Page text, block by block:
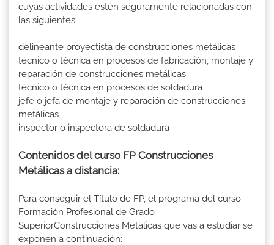
cuyas actividades estén seguramente relacionadas con
las siguientes:
delineante proyectista de construcciones metálicas
técnico o técnica en procesos de fabricación, montaje y
reparación de construcciones metálicas
técnico o técnica en procesos de soldadura
jefe o jefa de montaje y reparación de construcciones
metálicas
inspector o inspectora de soldadura
Contenidos del curso FP Construcciones
Metálicas a distancia:
Para conseguir el Título de FP, el programa del curso
Formación Profesional de Grado
SuperiorConstrucciones Metálicas que vas a estudiar se
exponen a continuación: